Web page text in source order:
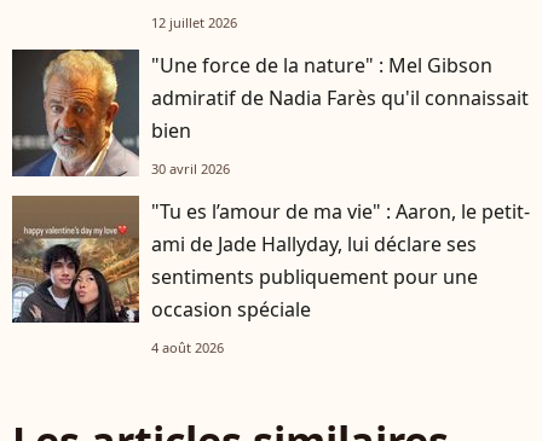
12 juillet 2026
"Une force de la nature" : Mel Gibson
admiratif de Nadia Farès qu'il connaissait
bien
30 avril 2026
"Tu es l’amour de ma vie" : Aaron, le petit-
ami de Jade Hallyday, lui déclare ses
sentiments publiquement pour une
occasion spéciale
4 août 2026